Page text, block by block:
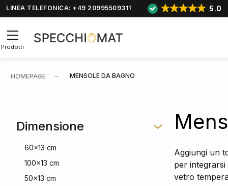
LINEA TELEFONICA: +49 20995509311 5.0
Prodotti
HOMEPAGE MENSOLE DA BAGNO
Dimensione
60x13 cm
100x13 cm
50x13 cm
Aggiungi un
per integrarsi
vetro